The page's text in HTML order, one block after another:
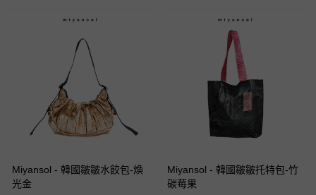
Miyansol - 韓國皺皺水餃包-煥
光金
Miyansol - 韓國皺皺托特包-竹
碳莓果